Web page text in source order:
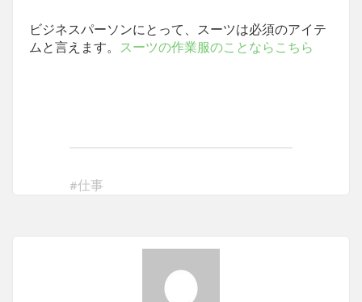
ビジネスパーソンにとって、スーツは必須のアイテ
ムと言えます。 スーツの作業服のことならこちら
#仕事